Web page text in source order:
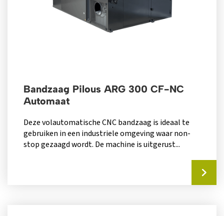
Bandzaag Pilous ARG 300 CF-NC
Automaat
Deze volautomatische CNC bandzaag is ideaal te
gebruiken in een industriele omgeving waar non-
stop gezaagd wordt. De machine is uitgerust...